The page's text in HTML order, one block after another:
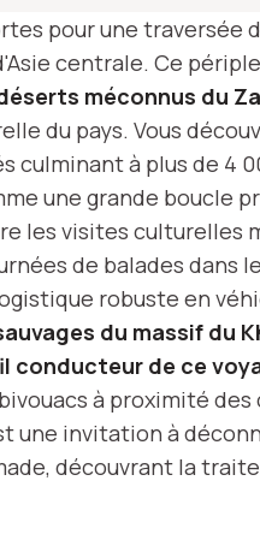
pour une traversée
centrale. Ce
méconnus du
du pays. Vous
culminant à plus de 4
une grande boucle
les visites culturelles
de balades dans
robuste en
du massif du
conducteur de ce
à proximité des
une invitation à
découvrant la